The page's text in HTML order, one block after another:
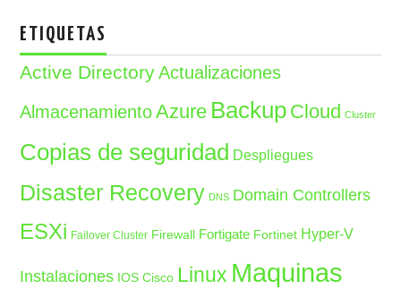
ETIQUETAS
Active Directory Actualizaciones
Almacenamiento Azure Backup Cloud Cluster
Copias de seguridad Despliegues
Disaster Recovery DNS Domain Controllers
ESXi Failover Cluster Firewall Fortigate Fortinet Hyper-V
Instalaciones IOS Cisco Linux Maquinas